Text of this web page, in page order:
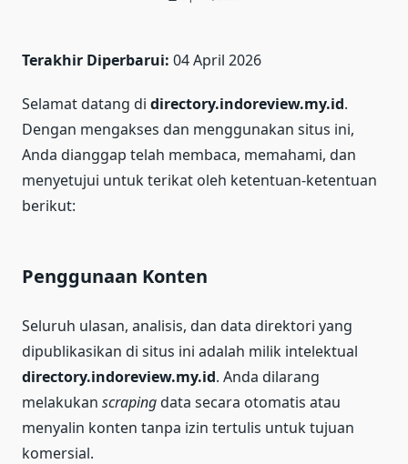
Terakhir Diperbarui: 04 April 2026
Selamat datang di directory.indoreview.my.id.
Dengan mengakses dan menggunakan situs ini,
Anda dianggap telah membaca, memahami, dan
menyetujui untuk terikat oleh ketentuan-ketentuan
berikut:
Penggunaan Konten
Seluruh ulasan, analisis, dan data direktori yang
dipublikasikan di situs ini adalah milik intelektual
directory.indoreview.my.id. Anda dilarang
melakukan scrapingdata secara otomatis atau
menyalin konten tanpa izin tertulis untuk tujuan
komersial.